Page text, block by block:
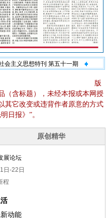
会主义思想特刊 第五十一期
版
（含标题），未经本报或本网授
其它改变或违背作者原意的方式
日报》”。